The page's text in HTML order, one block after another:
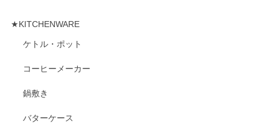
★KITCHENWARE
ケトル・ポット
コーヒーメーカー
鍋敷き
バターケース